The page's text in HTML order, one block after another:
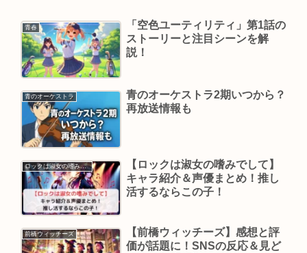
青春
「空色ユーティリティ」第1話の
ストーリーと注目シーンを解
説！
青のオーケストラ
青のオーケストラ2期いつから？
再放送情報も
ロックは淑女の嗜みでして
【ロックは淑女の嗜みでして】
キャラ紹介＆声優まとめ！推し
活するならこの子！
前橋ウィッチーズ
【前橋ウィッチーズ】感想と評
価が話題に！SNSの反応＆見ど